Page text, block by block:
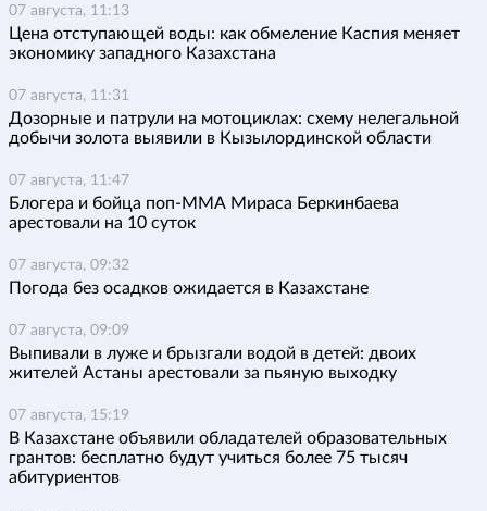
07 августа, 11:13
Цена отступающей воды: как обмеление Каспия меняет
экономику западного Казахстана
07 августа, 11:31
Дозорные и патрули на мотоциклах: схему нелегальной
добычи золота выявили в Кызылординской области
07 августа, 11:47
Блогера и бойца поп-ММА Мираса Беркинбаева
арестовали на 10 суток
07 августа, 09:32
Погода без осадков ожидается в Казахстане
07 августа, 09:09
Выпивали в луже и брызгали водой в детей: двоих
жителей Астаны арестовали за пьяную выходку
07 августа, 15:19
В Казахстане объявили обладателей образовательных
грантов: бесплатно будут учиться более 75 тысяч
абитуриентов